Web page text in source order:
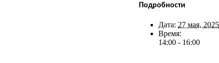
Подробности
Дата: 27 мая, 2025
Время:
14:00 - 16:00